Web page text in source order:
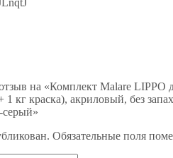
на «Комплект Malare LIPPO
1 кг краска), акриловый, без
серый»
Обязательные поля